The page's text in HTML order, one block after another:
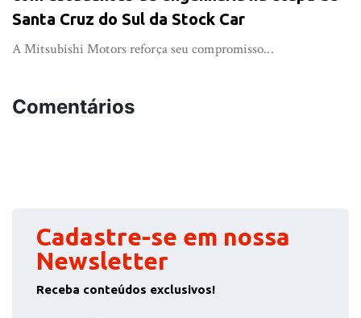
Santa Cruz do Sul da Stock Car
A Mitsubishi Motors reforça seu compromisso...
Comentários
Cadastre-se em nossa
Newsletter
Receba conteúdos exclusivos!